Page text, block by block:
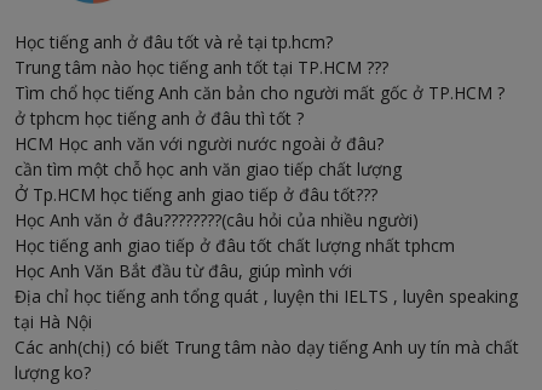
Học tiếng anh ở đâu tốt và rẻ tại tp.hcm?
Trung tâm nào học tiếng anh tốt tại TP.HCM ???
Tìm chổ học tiếng Anh căn bản cho người mất gốc ở TP.HCM ?
ở tphcm học tiếng anh ở đâu thì tốt ?
HCM Học anh văn với người nước ngoài ở đâu?
cần tìm một chỗ học anh văn giao tiếp chất lượng
Ở Tp.HCM học tiếng anh giao tiếp ở đâu tốt???
Học Anh văn ở đâu????????(câu hỏi của nhiều người)
Học tiếng anh giao tiếp ở đâu tốt chất lượng nhất tphcm
Học Anh Văn Bắt đầu từ đâu, giúp mình với
Địa chỉ học tiếng anh tổng quát , luyện thi IELTS , luyên speaking
tại Hà Nội
Các anh(chị) có biết Trung tâm nào dạy tiếng Anh uy tín mà chất
lượng ko?